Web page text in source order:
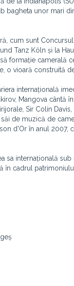
bagheta unor mari
cum sunt Concursul
Tanz Köln și la
formație camerală
vioară construită de
internațională
Mangova cântă
Sir Colin Davis,
de muzică de
d'Or în anul 2007,
sa internațională
în cadrul